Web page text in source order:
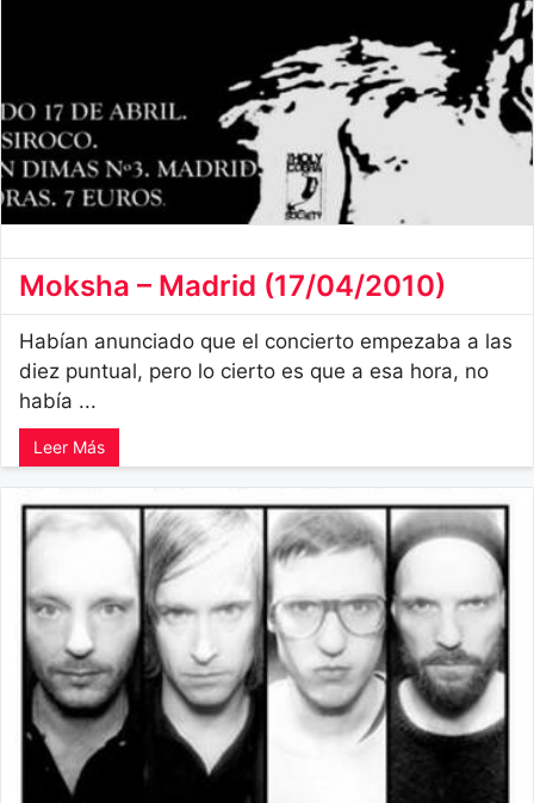
Moksha – Madrid (17/04/2010)
Habían anunciado que el concierto empezaba a las
diez puntual, pero lo cierto es que a esa hora, no
había ...
Leer Más